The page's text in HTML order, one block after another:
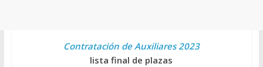
Contratación de Auxiliares 2023
lista final de plazas